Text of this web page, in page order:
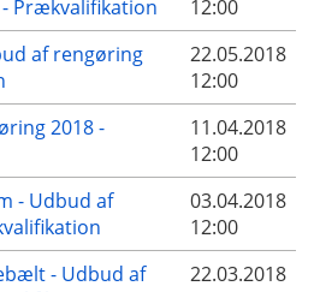
Prækvalifikation
12:00
af rengøring
22.05.2018
12:00
2018 -
11.04.2018
12:00
- Udbud af
03.04.2018
12:00
- Udbud af
22.03.2018